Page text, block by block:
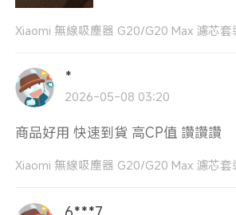
Xiaomi 無線吸塵器 G20/G20 Max 濾芯套
*
2026-05-08 03:20
商品好用 快速到貨 高CP值 讚讚讚
Xiaomi 無線吸塵器 G20/G20 Max 濾芯套